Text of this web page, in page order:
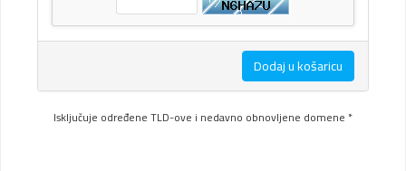
Dodaj u košaricu
* Isključuje određene TLD-ove i nedavno obnovljene domene